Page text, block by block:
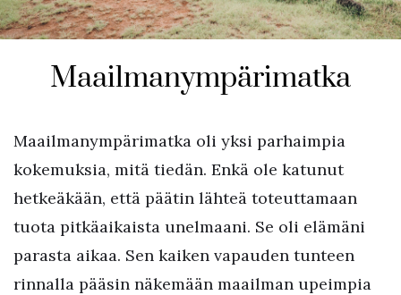
Maailmanympärimatka
Maailmanympärimatka oli yksi parhaimpia
kokemuksia, mitä tiedän. Enkä ole katunut
hetkeäkään, että päätin lähteä toteuttamaan
tuota pitkäaikaista unelmaani. Se oli elämäni
parasta aikaa. Sen kaiken vapauden tunteen
rinnalla pääsin näkemään maailman upeimpia